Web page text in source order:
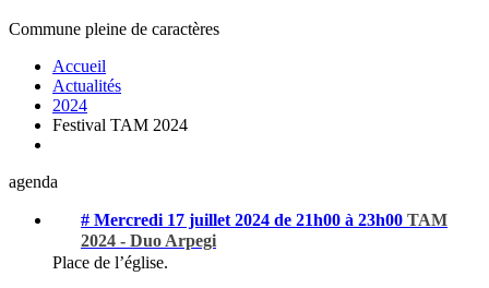
Commune pleine de caractères
Accueil
Actualités
2024
Festival TAM 2024
agenda
# Mercredi 17 juillet 2024 de 21h00 à 23h00 TAM
2024 - Duo Arpegi
Place de l’église.